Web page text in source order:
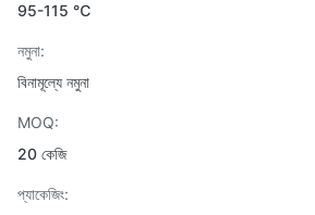
95-115 ℃
নমুনা:
বিনামূল্যে নমুনা
MOQ:
20 কেজি
প্যাকেজিং: